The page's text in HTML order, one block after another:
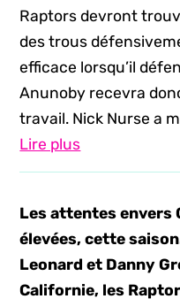
Raptors devront
des trous
efficace lorsqu’il
Anunoby recevra
travail. Nick Nurse a
Lire plus
Les attentes envers
élevées, cette
Leonard et Danny
Californie, les